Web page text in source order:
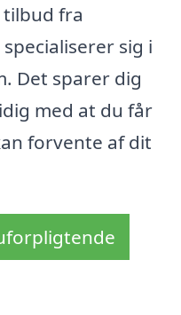
fra
sig i
Det sparer dig
med at du får
forvente af dit